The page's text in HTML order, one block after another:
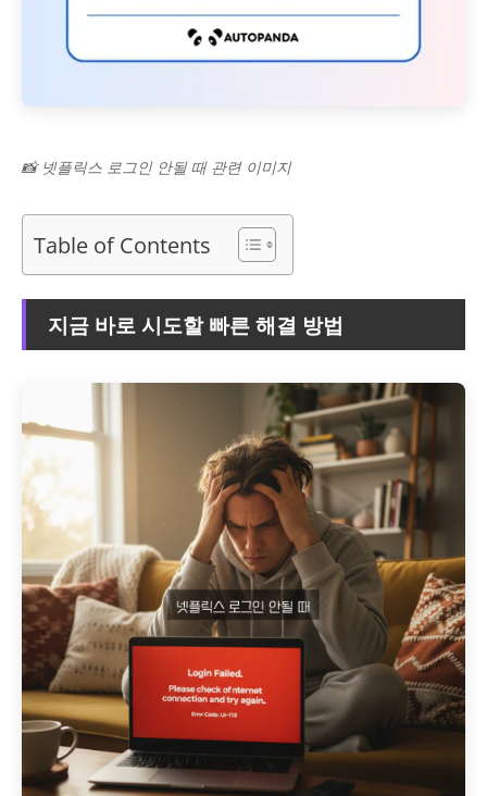
📸 넷플릭스 로그인 안될 때 관련 이미지
Table of Contents
지금 바로 시도할 빠른 해결 방법